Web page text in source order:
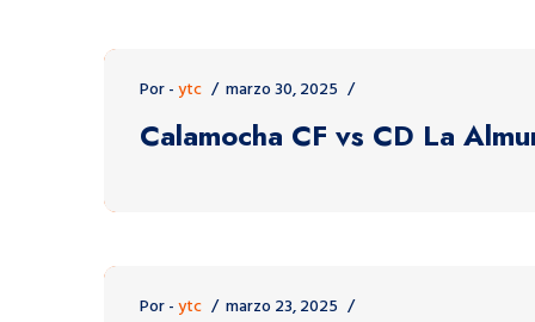
Por -ytc marzo 30, 2025
Calamocha CF vs CD La
Por -ytc marzo 23, 2025